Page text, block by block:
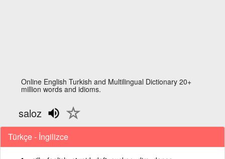
Online English Turkish and Multilingual Dictionary 20+
million words and idioms.
saloz
Türkçe - İngilizce